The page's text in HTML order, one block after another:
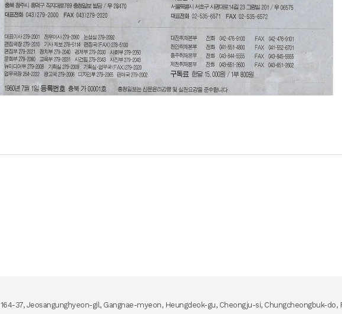
164-37, Jeosangunghyeon-gil, Gangnae-myeon, Heungdeok-gu, Cheongju-si, Chungcheongbuk-do,